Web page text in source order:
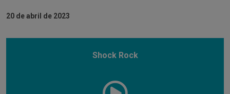
20 de abril de 2023
Shock Rock